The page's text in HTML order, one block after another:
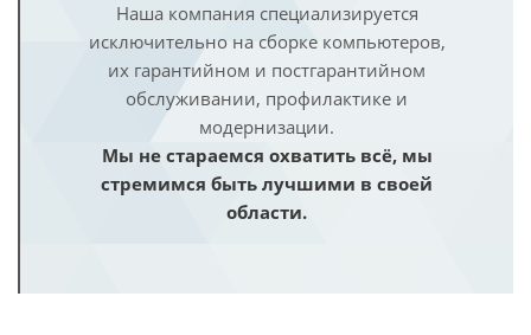
Наша компания специализируется
исключительно на сборке компьютеров,
их гарантийном и постгарантийном
обслуживании, профилактике и
модернизации.
Мы не стараемся охватить всё, мы
стремимся быть лучшими в своей
области.